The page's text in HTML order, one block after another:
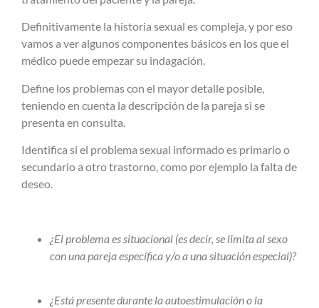
Definitivamente la historia sexual es compleja, y por eso
vamos a ver algunos componentes básicos en los que el
médico puede empezar su indagación.
Define los problemas con el mayor detalle posible,
teniendo en cuenta la descripción de la pareja si se
presenta en consulta.
Identifica si el problema sexual informado es primario o
secundario a otro trastorno, como por ejemplo la falta de
deseo.
¿El problema es situacional (es decir, se limita al sexo
con una pareja específica y/o a una situación especial)?
¿Está presente durante la autoestimulación o la